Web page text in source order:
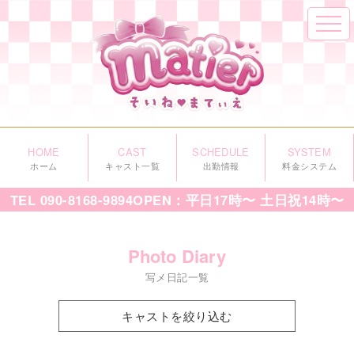
HOME
ホーム
CAST
キャスト一覧
SCHEDULE
出勤情報
SYSTEM
料金システム
TEL 090-8168-9894OPEN：平日17時〜 土日祝14時〜
Photo Diary
写メ日記一覧
キャストを絞り込む